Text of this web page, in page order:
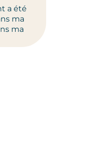
a été
ma
ma